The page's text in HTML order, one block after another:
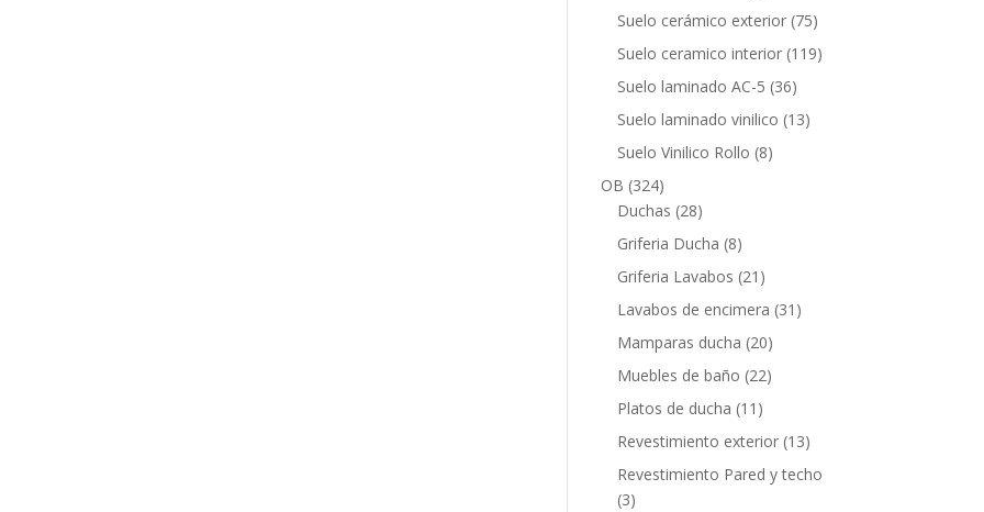
productos
Suelo cerámico exterior 7575
productos
Suelo ceramico interior 119119
Suelo laminado AC-5 3636
productos
Suelo laminado vinilico 1313
Suelo Vinilico Rollo 88
OB 324324
productos
Duchas 2828
productos
Griferia Ducha 88
productos
Griferia Lavabos 21 21
productos
Lavabos de encimera 31 31
Mamparas ducha 2020
productos
Muebles de baño 2222
Platos de ducha 11 11
productos
Revestimiento exterior 1313
productos
Revestimiento Pared y techo
33